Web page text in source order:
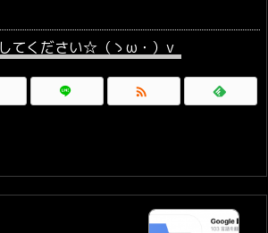
てください☆（ゝω・）v
